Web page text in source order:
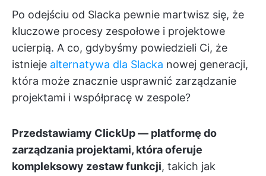
Po odejściu od Slacka pewnie martwisz się, że
kluczowe procesy zespołowe i projektowe
ucierpią. A co, gdybyśmy powiedzieli Ci, że
istnieje alternatywa dla Slacka nowej generacji,
która może znacznie usprawnić zarządzanie
projektami i współpracę w zespole?
Przedstawiamy ClickUp — platformę do
zarządzania projektami, która oferuje
kompleksowy zestaw funkcji, takich jak